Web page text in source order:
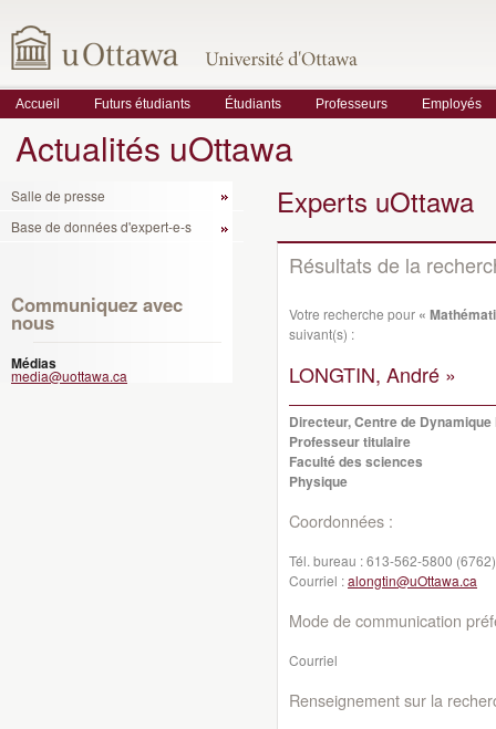
Accueil Futurs étudiants Étudiants Professeurs Employés
Actualités uOttawa
Salle de presse
Base de données d'expert-e-s
Communiquez avec
nous
Médias
media@uottawa.ca
Experts uOttawa
Résultats de la
Votre recherche pour «
suivant(s) :
LONGTIN, André »
Directeur, Centre de
Professeur titulaire
Faculté des sciences
Physique
Coordonnées :
Tél. bureau :613-562-5800 (6762)
Courriel :alongtin@uOttawa.ca
Mode de communication
Courriel
Renseignement sur la